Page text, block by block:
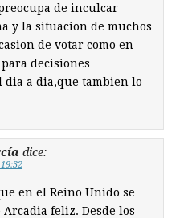
de inculcar
y la situacion de muchos
de votar como en
decisiones
dia a dia,que tambien lo
dice:
en el Reino Unido se
feliz. Desde los